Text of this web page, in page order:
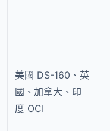
美國 DS-160、英
國、加拿大、印
度 OCI